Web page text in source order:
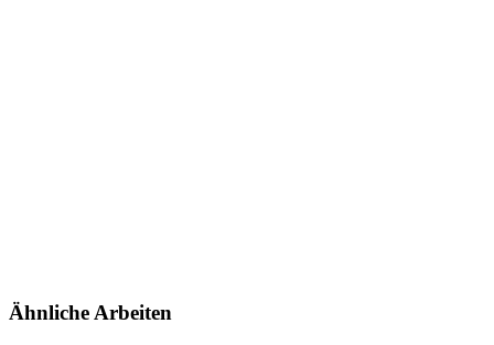
Ähnliche Arbeiten